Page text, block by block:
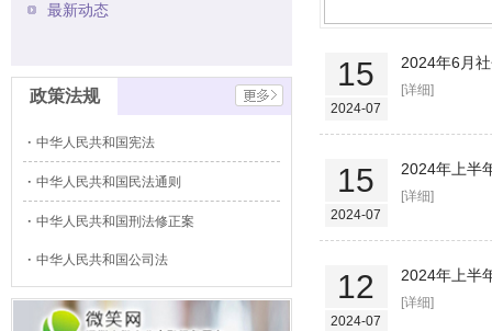
最新动态
政策法规
中华人民共和国宪法
中华人民共和国民法通则
中华人民共和国刑法修正案
中华人民共和国公司法
15
2024-07
2024年6月
[详细]
15
2024-07
2024年上半
[详细]
12
2024-07
2024年上半
[详细]